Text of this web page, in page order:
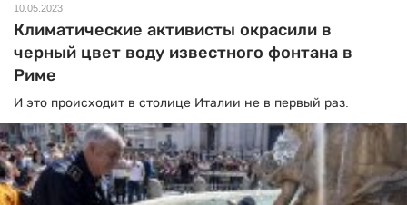
10.05.2023
Климатические активисты окрасили в
черный цвет воду известного фонтана в
Риме
И это происходит в столице Италии не в первый раз.